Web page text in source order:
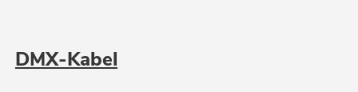
DMX-Kabel